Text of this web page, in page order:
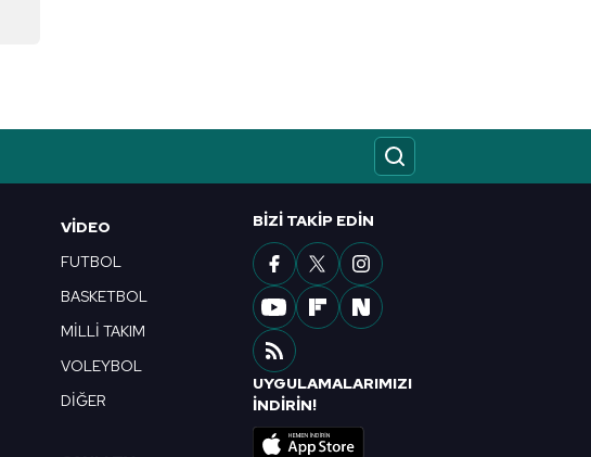
VIDEO
FUTBOL
BASKETBOL
MİLLİ TAKIM
VOLEYBOL
DİĞER
BIZI TAKIP EDIN
UYGULAMALARIMIZI
İNDİRİN!